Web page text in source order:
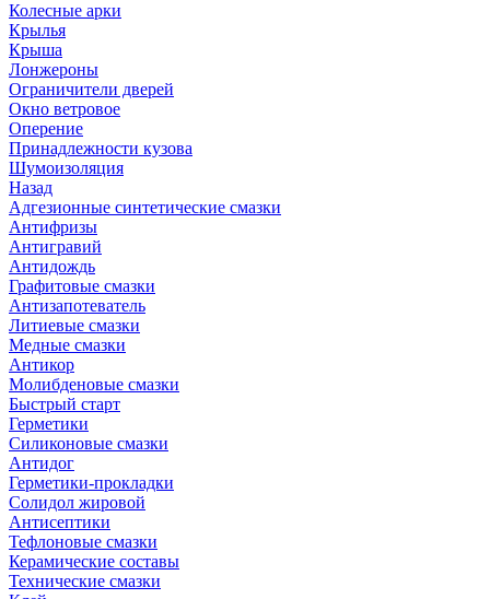
Колесные арки
Крылья
Крыша
Лонжероны
Ограничители дверей
Окно ветровое
Оперение
Принадлежности кузова
Шумоизоляция
Назад
Адгезионные синтетические смазки
Антифризы
Антигравий
Антидождь
Графитовые смазки
Антизапотеватель
Литиевые смазки
Медные смазки
Антикор
Молибденовые смазки
Быстрый старт
Герметики
Силиконовые смазки
Антидог
Герметики-прокладки
Солидол жировой
Антисептики
Тефлоновые смазки
Керамические составы
Технические смазки